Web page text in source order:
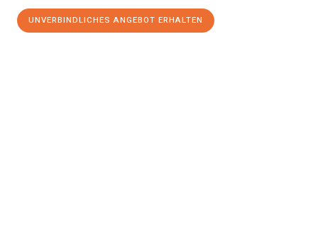
UNVERBINDLICHES ANGEBOT ERHALTEN